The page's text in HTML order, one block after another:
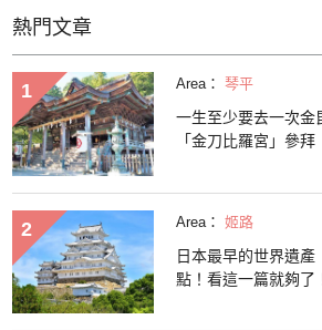
熱門文章
Area： 琴平
一生至少要去一次金
「金刀比羅宮」參拜
Area： 姬路
日本最早的世界遺
點！看這一篇就夠了